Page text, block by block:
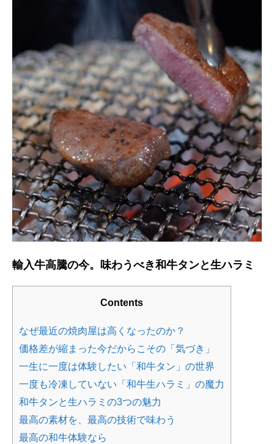
輸入牛高騰の今。味わうべき和牛タンと生ハラミ
Contents
なぜ最近の焼肉屋は高くなったのか？
価格差が縮まった今だからこその「気づき」
一生に一度は体験したい「和牛タン」の世界
一度も冷凍していない「和牛生ハラミ」の魔力
和牛タンと生ハラミの3つの魅力
最高の素材を、最高の技術で味わう
最高の和牛体験なら